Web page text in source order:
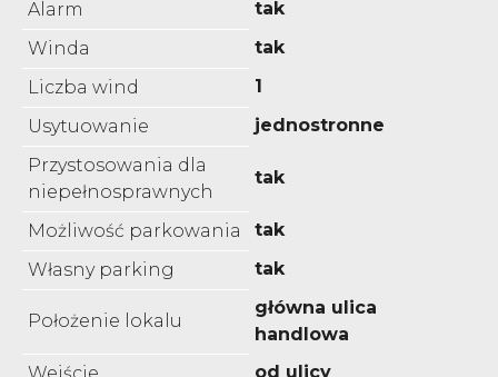
Alarm
tak
Winda
tak
Liczba wind
1
Usytuowanie
jednostronne
Przystosowania dla
niepełnosprawnych
tak
Możliwość parkowania
tak
Własny parking
tak
Położenie lokalu
główna ulica
handlowa
od ulicy